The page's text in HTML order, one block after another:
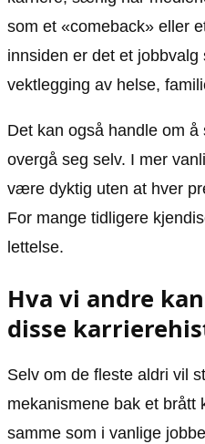
som et «comeback» eller
innsiden er det et jobbvalg
vektlegging av helse,
Det kan også handle om
overgå seg selv. I mer
være dyktig uten at hver
For mange tidligere
lettelse.
Hva vi andre
disse
Selv om de fleste aldri vil
mekanismene bak et brått
samme som i vanlige